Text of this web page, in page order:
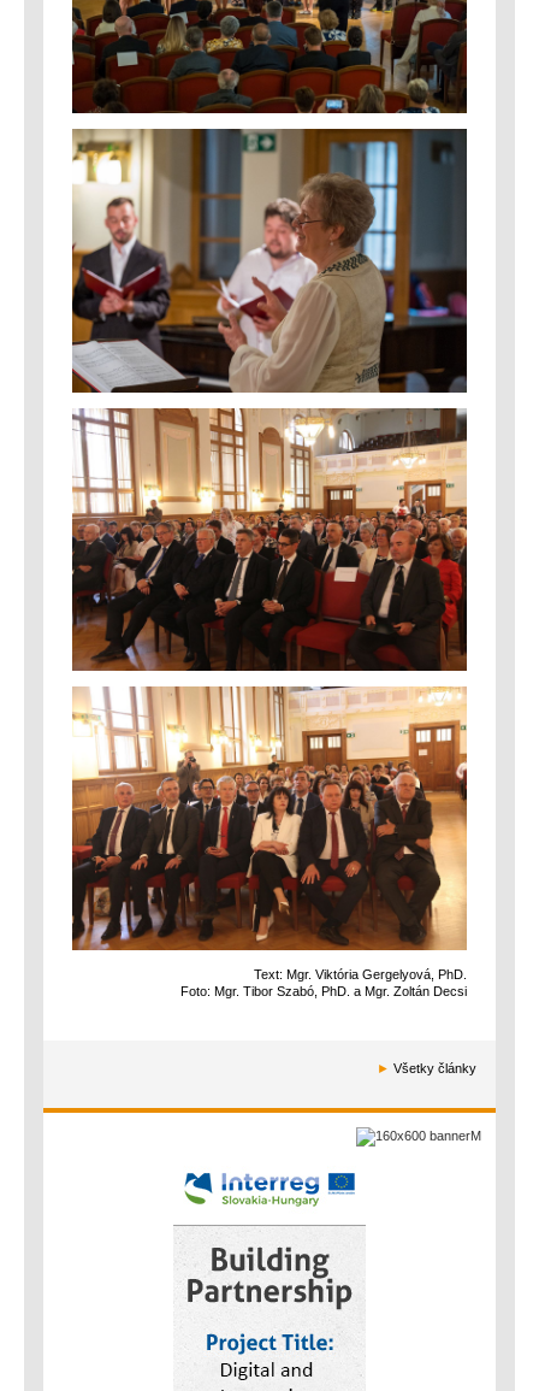
Text: Mgr. Viktória Gergelyová, PhD.
Foto: Mgr. Tibor Szabó, PhD. a Mgr. Zoltán Decsi
► Všetky články